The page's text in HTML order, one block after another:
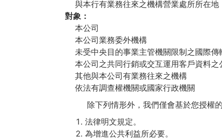
與本行有業務往來之機構營業處所所在地
對象：
本公司
本公司業務委外機構
未受中央目的事業主管機關限制之國際
本公司之共同行銷或交互運用客戶資料之
其他與本公司有業務往來之機構
依法有調查權機關或國家行政機關
除下列情形外，我們僅會基於您授權的範
法律明文規定。
為增進公共利益所必要。